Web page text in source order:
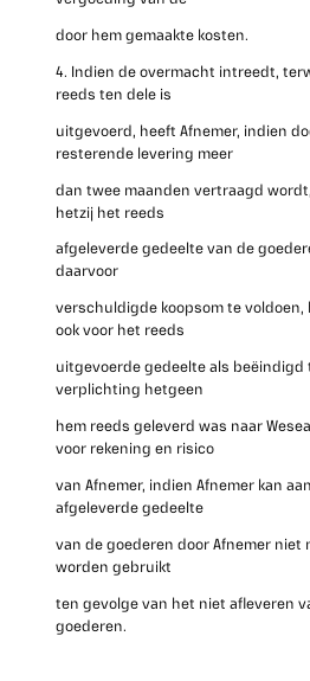
door hem gemaakte kosten.
4. Indien de overmacht intreedt,
reeds ten dele is
uitgevoerd, heeft Afnemer, indien
resterende levering meer
dan twee maanden vertraagd
hetzij het reeds
afgeleverde gedeelte van de
daarvoor
verschuldigde koopsom te voldoen,
ook voor het reeds
uitgevoerde gedeelte als
verplichting hetgeen
hem reeds geleverd was naar
voor rekening en risico
van Afnemer, indien Afnemer kan
afgeleverde gedeelte
van de goederen door Afnemer niet
worden gebruikt
ten gevolge van het niet afleveren
goederen.